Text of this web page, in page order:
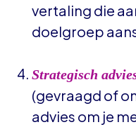
vertaling die
doelgroep
Strategisch
(gevraagd of
advies om je